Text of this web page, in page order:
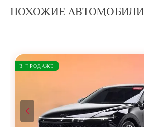
ПОХОЖИЕ АВТОМОБИЛИ
В ПРОДАЖЕ